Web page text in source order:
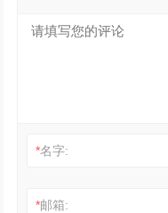
*名字:
*邮箱: